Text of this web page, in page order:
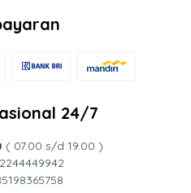
24/7
( 07.00 s/d 19.00 )